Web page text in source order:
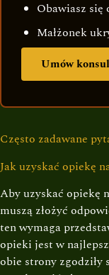
Obawiasz się
Małżonek
Umów
Często zadawane
Jak uzyskać opiekę
Aby uzyskać opiekę
muszą złożyć
ten wymaga
opieki jest w
obie strony zgodziły